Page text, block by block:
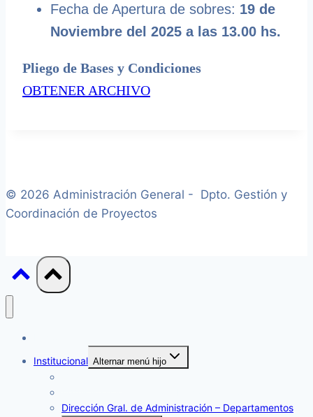
Fecha de Apertura de sobres: 19 de
Noviembre del 2025 a las 13.00 hs.
Pliego de Bases y Condiciones
OBTENER ARCHIVO
© 2026 Administración General - Dpto. Gestión y
Coordinación de Proyectos
Institucional Alternar menú hijo
Dirección Gral. de Administración – Departamentos